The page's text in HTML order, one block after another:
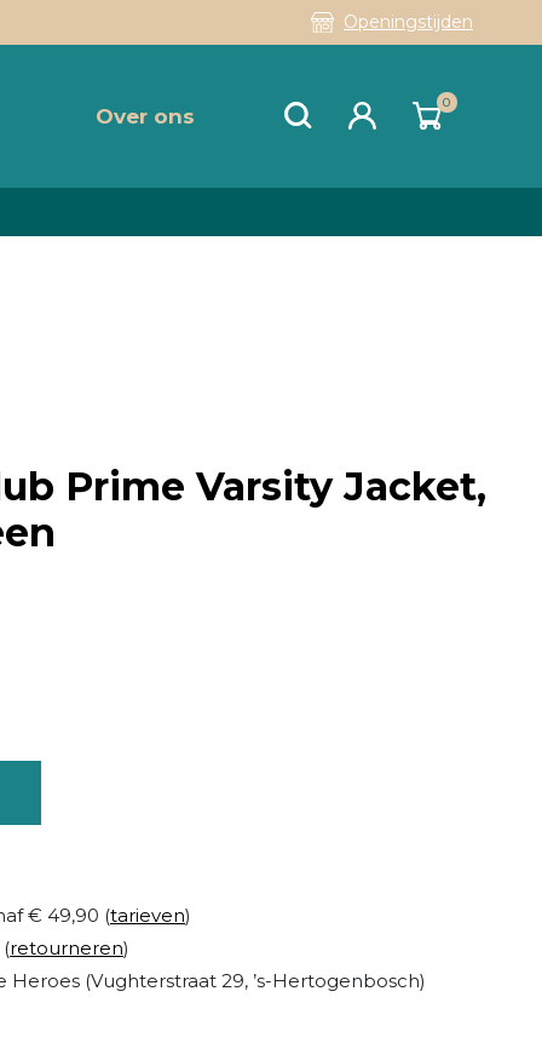
Openingstijden
Over ons
0
Prime Varsity Jacket,
€ 49,90 (tarieven)
retourneren)
Heroes (Vughterstraat 29, ’s-Hertogenbosch)